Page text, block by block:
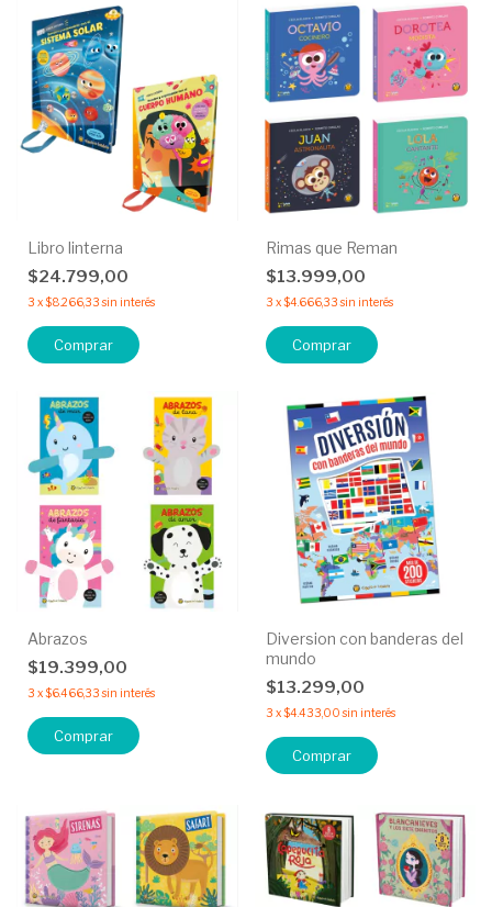
Libro linterna
$24.799,00
3 x$8.266,33 sin interés
Comprar
Rimas que Reman
$13.999,00
3 x$4.666,33 sin interés
Comprar
Abrazos
$19.399,00
3 x$6.466,33 sin interés
Comprar
Diversion con banderas del
mundo
$13.299,00
3 x$4.433,00 sin interés